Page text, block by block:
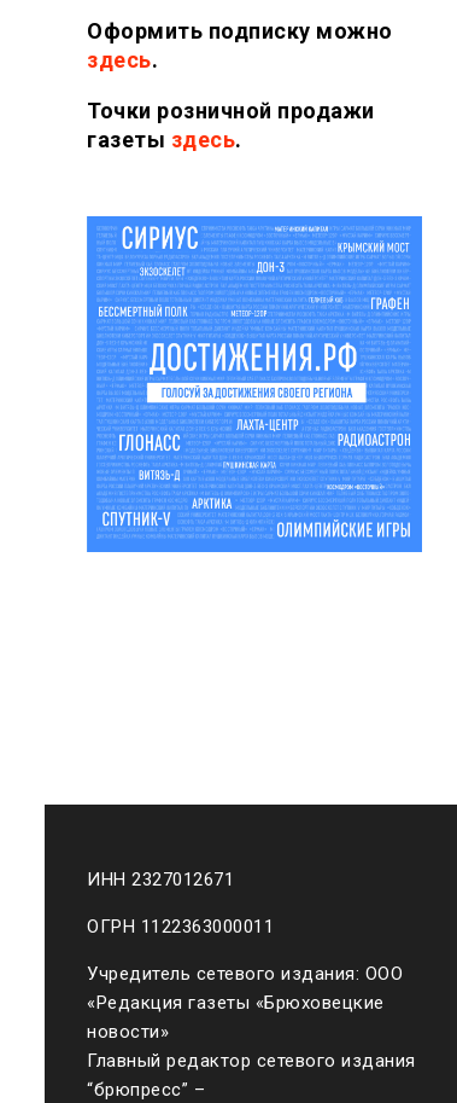
Оформить подписку можно
здесь.
Точки розничной продажи
газеты здесь.
ИНН 2327012671
ОГРН 1122363000011
Учредитель сетевого издания: ООО
«Редакция газеты «Брюховецкие
новости»
Главный редактор сетевого издания
“брюпресс” –